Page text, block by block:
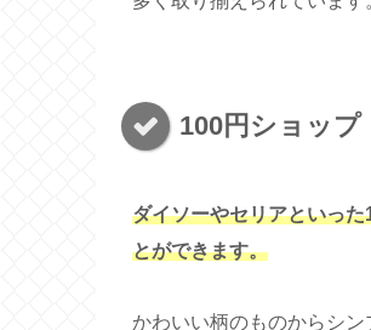
100円ショップ
ダイソーやセリアといっ
とができます。
かわいい柄のものからシ